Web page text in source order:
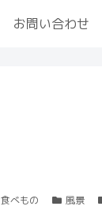
お問い合わせ
食べもの 風景